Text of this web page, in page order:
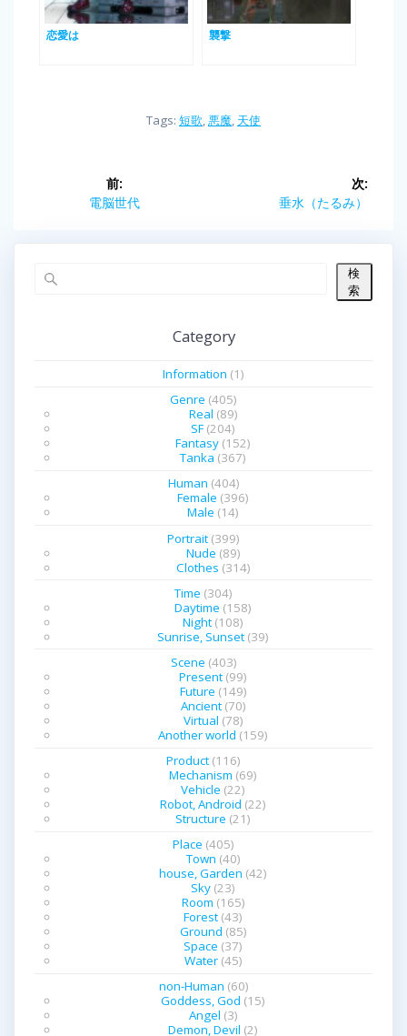
恋愛は 襲撃
Tags: 短歌,悪魔, 天使
前:
前
電脳世代
次:
次
垂水（たるみ）
検
索
Category
Information (1)
Genre (405)
Real (89)
SF(204)
Fantasy (152)
Tanka (367)
Human (404)
Female (396)
Male (14)
Portrait (399)
Nude (89)
Clothes (314)
Time (304)
Daytime (158)
Night (108)
Sunrise, Sunset (39)
Scene (403)
Present (99)
Future (149)
Ancient(70)
Virtual (78)
Another world (159)
Product (116)
Mechanism (69)
Vehicle (22)
Robot, Android (22)
Structure (21)
Place (405)
Town (40)
house, Garden (42)
Sky (23)
Room (165)
Forest (43)
Ground (85)
Space (37)
Water(45)
non-Human (60)
Goddess, God (15)
Angel (3)
Demon, Devil (2)